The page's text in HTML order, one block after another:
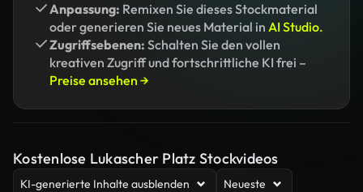
Anpassung: Remixen Sie dieses Stockmaterial
oder generieren Sie neues Material in AI Studio.
Zugriffsebenen: Schalten Sie den vollen
kreativen Zugriff und fortschrittliche KI frei –
Preise ansehen →
Kostenlose Lukascher Platz Stockvideos
KI-generierte Inhalte ausblenden Neueste